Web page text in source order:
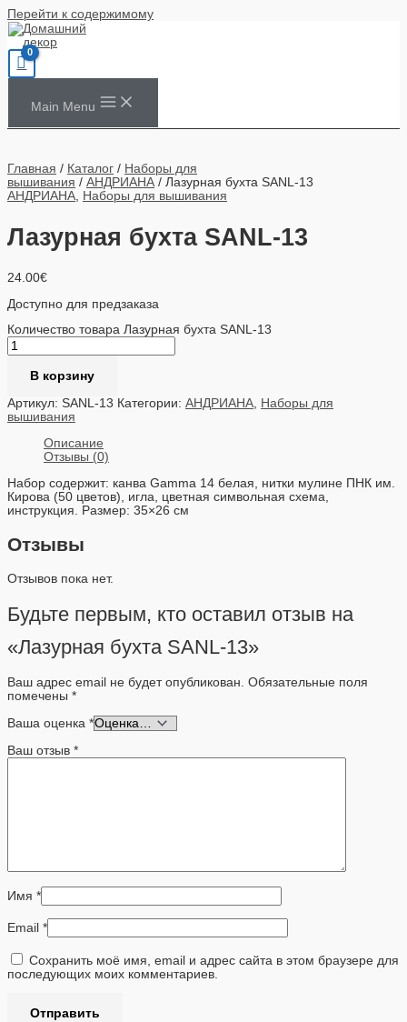
Перейти к содержимому
Main Menu
Главная / Каталог / Наборы для
вышивания / АНДРИАНА / Лазурная бухта SANL-13
АНДРИАНА, Наборы для вышивания
Лазурная бухта SANL-13
24.00€
Доступно для предзаказа
Количество товара Лазурная бухта SANL-13
В корзину
Артикул: SANL-13 Категории: АНДРИАНА, Наборы для
вышивания
Описание
Отзывы (0)
Набор содержит: канва Gamma 14 белая, нитки мулине ПНК им.
Кирова (50 цветов), игла, цветная символьная схема,
инструкция. Размер: 35×26 см
Отзывы
Отзывов пока нет.
Будьте первым, кто оставил отзыв на
«Лазурная бухта SANL-13»
Ваш адрес email не будет опубликован. Обязательные поля
помечены *
Ваша оценка *
Ваш отзыв *
Имя *
Email *
Сохранить моё имя, email и адрес сайта в этом браузере для
последующих моих комментариев.